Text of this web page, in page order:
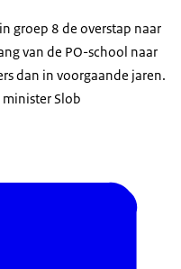
groep 8 de overstap naar
van de PO-school naar
dan in voorgaande jaren.
Slob